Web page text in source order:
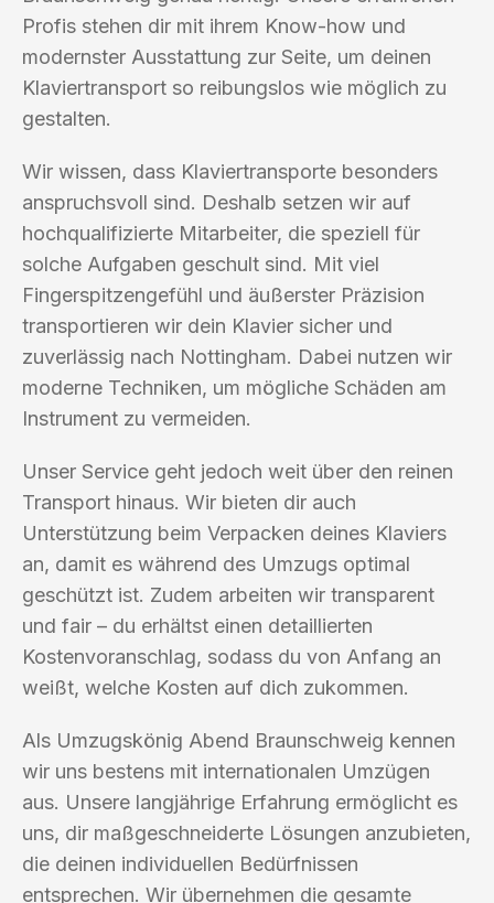
Profis stehen dir mit ihrem Know-how und
modernster Ausstattung zur Seite, um deinen
Klaviertransport so reibungslos wie möglich zu
gestalten.
Wir wissen, dass Klaviertransporte besonders
anspruchsvoll sind. Deshalb setzen wir auf
hochqualifizierte Mitarbeiter, die speziell für
solche Aufgaben geschult sind. Mit viel
Fingerspitzengefühl und äußerster Präzision
transportieren wir dein Klavier sicher und
zuverlässig nach Nottingham. Dabei nutzen wir
moderne Techniken, um mögliche Schäden am
Instrument zu vermeiden.
Unser Service geht jedoch weit über den reinen
Transport hinaus. Wir bieten dir auch
Unterstützung beim Verpacken deines Klaviers
an, damit es während des Umzugs optimal
geschützt ist. Zudem arbeiten wir transparent
und fair – du erhältst einen detaillierten
Kostenvoranschlag, sodass du von Anfang an
weißt, welche Kosten auf dich zukommen.
Als Umzugskönig Abend Braunschweig kennen
wir uns bestens mit internationalen Umzügen
aus. Unsere langjährige Erfahrung ermöglicht es
uns, dir maßgeschneiderte Lösungen anzubieten,
die deinen individuellen Bedürfnissen
entsprechen. Wir übernehmen die gesamte